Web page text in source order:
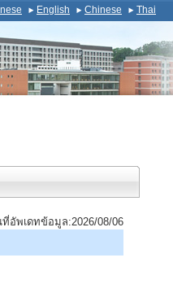
English Chinese Thai
อัพเดทข้อมูล:2026/08/06